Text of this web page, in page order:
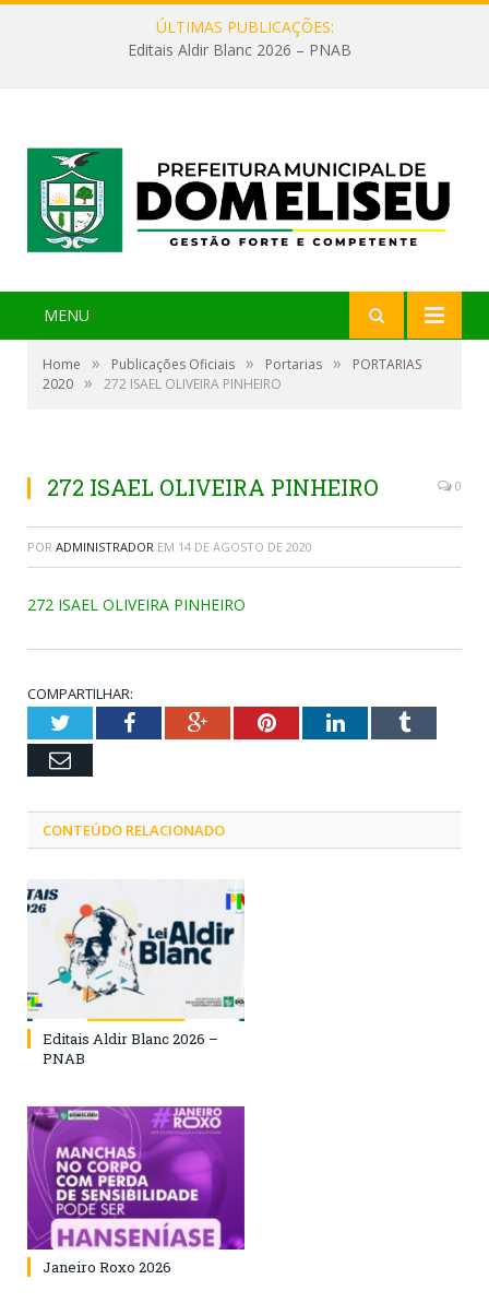
ÚLTIMAS PUBLICAÇÕES:
Editais Aldir Blanc 2026 – PNAB
MENU
Home » Publicações Oficiais » Portarias »
PORTARIAS
2020 » 272 ISAEL OLIVEIRA PINHEIRO
272 ISAEL OLIVEIRA PINHEIRO 0
POR ADMINISTRADOR EM 14 DE AGOSTO DE 2020
272 ISAEL OLIVEIRA PINHEIRO
COMPARTILHAR:
TwitterFacebookGoogle+PinterestLinkedInTumblr
Email
CONTEÚDO RELACIONADO
Editais Aldir Blanc 2026 –
PNAB
Janeiro Roxo 2026